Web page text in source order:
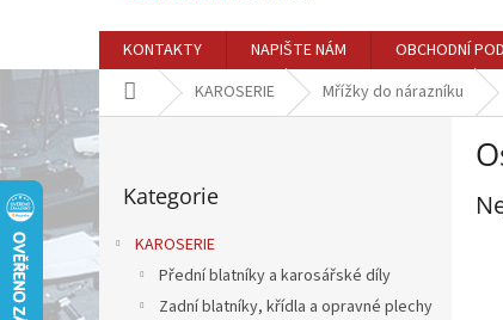
KONTAKTY NAPIŠTE NÁM OBCHODNÍ
Domů KAROSERIE Mřížky do nárazníku
P
o
s
r
n
kategorie
Kategorie
KAROSERIE
Přední blatníky a karosářské díly
Zadní blatníky, křídla a opravné plechy